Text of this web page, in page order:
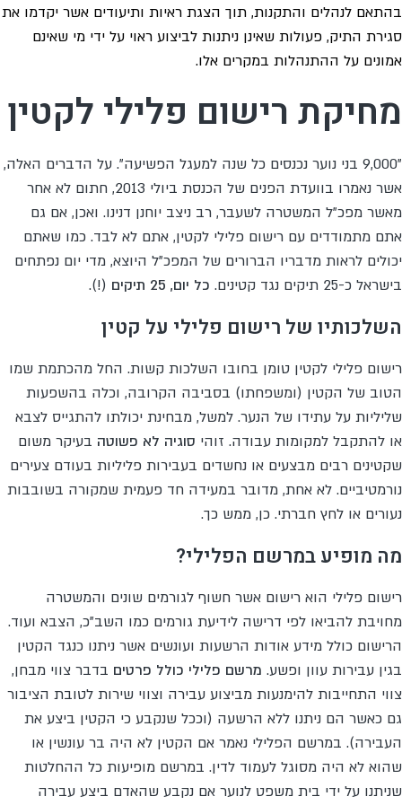
בהתאם לנהלים והתקנות, תוך הצגת ראיות ותיעודים אשר יקדמו את
סגירת התיק, פעולות שאינן ניתנות לביצוע ראוי על ידי מי שאינם
אמונים על ההתנהלות במקרים אלו.
מחיקת רישום פלילי לקטין
"9,000 בני נוער נכנסים כל שנה למעגל הפשיעה". על הדברים האלה,
אשר נאמרו בוועדת הפנים של הכנסת ביולי 2013, חתום לא אחר
מאשר מפכ"ל המשטרה לשעבר, רב ניצב יוחנן דנינו. ואכן, אם גם
אתם מתמודדים עם רישום פלילי לקטין, אתם לא לבד. כמו שאתם
יכולים לראות מדבריו הברורים של המפכ"ל היוצא, מדי יום נפתחים
בישראל כ-25 תיקים נגד קטינים.
כל יום, 25 תיקים (!).
השלכותיו של רישום פלילי על קטין
רישום פלילי לקטין טומן בחובו השלכות קשות. החל מהכתמת שמו
הטוב של הקטין (ומשפחתו) בסביבה הקרובה, וכלה בהשפעות
שליליות על עתידו של הנער. למשל, מבחינת יכולתו להתגייס לצבא
או להתקבל למקומות עבודה. זוהי סוגיה לא פשוטה בעיקר משום
שקטינים רבים מבצעים או נחשדים בעבירות פליליות בעודם צעירים
נורמטיביים. לא אחת, מדובר במעידה חד פעמית שמקורה בשובבות
נעורים או לחץ חברתי. כן, ממש כך.
מה מופיע במרשם הפלילי?
רישום פלילי הוא רישום אשר חשוף לגורמים שונים והמשטרה
מחויבת להביאו לפי דרישה לידיעת גורמים כמו השב"כ, הצבא ועוד.
הרישום כולל מידע אודות הרשעות ועונשים אשר ניתנו כנגד הקטין
בגין עבירות עוון ופשע. מרשם פלילי כולל פרטים בדבר צווי מבחן,
צווי התחייבות להימנעות מביצוע עבירה וצווי שירות לטובת הציבור
גם כאשר הם ניתנו ללא הרשעה (וככל שנקבע כי הקטין ביצע את
העבירה). במרשם הפלילי נאמר אם הקטין לא היה בר עונשין או
שהוא לא היה מסוגל לעמוד לדין. במרשם מופיעות כל ההחלטות
שניתנו על ידי בית משפט לנוער אם נקבע שהאדם ביצע עבירה